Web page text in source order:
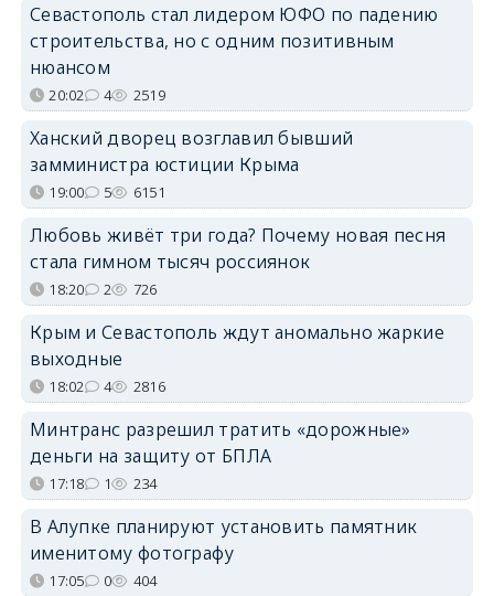
Севастополь стал лидером ЮФО по падению
строительства, но с одним позитивным
нюансом
20:02 4 2519
Ханский дворец возглавил бывший
замминистра юстиции Крыма
19:00 5 6151
Любовь живёт три года? Почему новая песня
стала гимном тысяч россиянок
18:20 2 726
Крым и Севастополь ждут аномально жаркие
выходные
18:02 4 2816
Минтранс разрешил тратить «дорожные»
деньги на защиту от БПЛА
17:18 1 234
В Алупке планируют установить памятник
именитому фотографу
17:05 0 404